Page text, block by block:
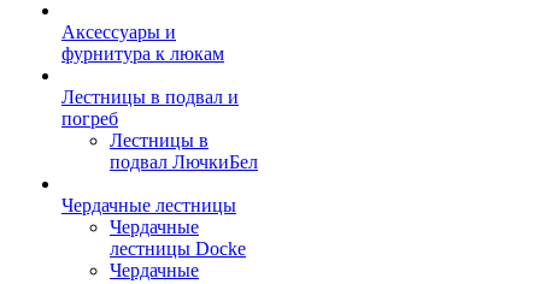
Аксессуары и
фурнитура к люкам
Лестницы в подвал и
погреб
Лестницы в
подвал ЛючкиБел
Чердачные лестницы
Чердачные
лестницы Docke
Чердачные